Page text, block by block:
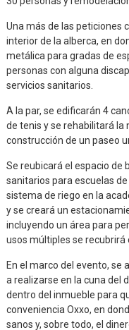
Una más de las peticiones
interior de la alberca, en
metálica para gradas de
personas con alguna
servicios sanitarios.
A la par, se edificarán 4
de tenis y se rehabilitará la
construcción de un paseo
Se reubicará el espacio de
sanitarios para escuelas
sistema de riego en la
y se creará un
incluyendo un área para
usos múltiples se recubrirá
En el marco del evento, se
a realizarse en la cuna del
dentro del inmueble para
conveniencia Oxxo, en
sanos y, sobre todo, el